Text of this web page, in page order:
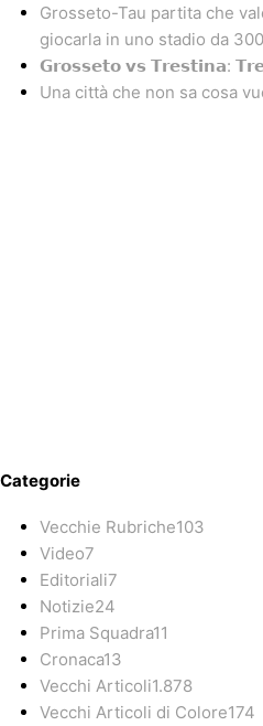
Grosseto-Tau partita che
giocarla in uno stadio da
𝗚𝗿𝗼𝘀𝘀𝗲𝘁𝗼 𝘃𝘀 𝗧𝗿𝗲𝘀𝘁𝗶𝗻𝗮:
Una città che non sa cosa
Categorie
Vecchie Rubriche103
Video7
Editoriali7
Notizie24
Prima Squadra11
Cronaca13
Vecchi Articoli1.878
Vecchi Articoli di Colore174